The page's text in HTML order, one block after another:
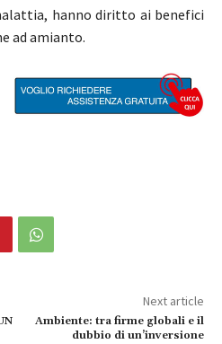
hanno diritto ai benefici
ad amianto.
Next article
Ambiente: tra firme globali e il
dubbio di un’inversione